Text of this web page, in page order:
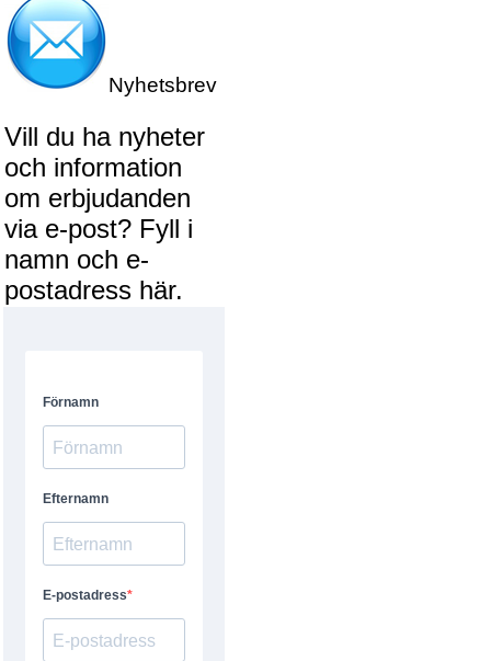
Nyhetsbrev
Vill du ha nyheter
och information
om erbjudanden
via e-post? Fyll i
namn och e-
postadress här.